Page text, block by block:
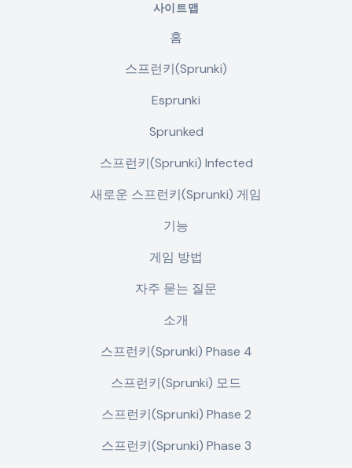
사이트맵
홈
스프런키(Sprunki)
Esprunki
Sprunked
스프런키(Sprunki) Infected
새로운 스프런키(Sprunki) 게임
기능
게임 방법
자주 묻는 질문
소개
스프런키(Sprunki) Phase 4
스프런키(Sprunki) 모드
스프런키(Sprunki) Phase 2
스프런키(Sprunki) Phase 3